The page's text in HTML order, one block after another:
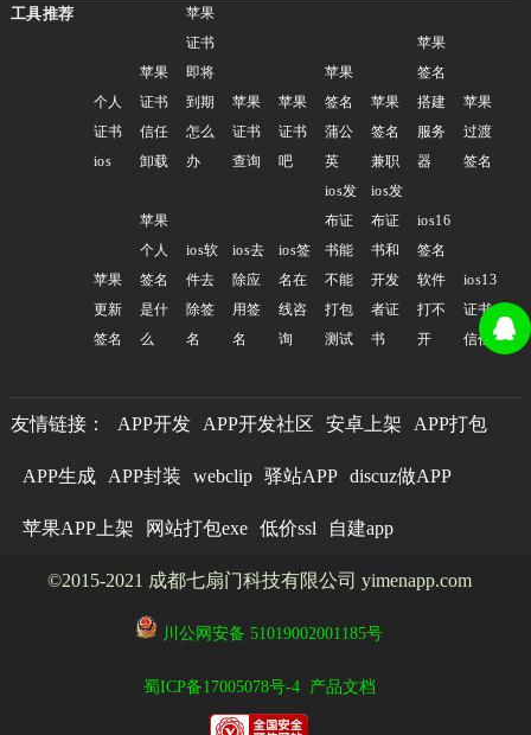
工具推荐
个人
证书
ios
苹果
证书
信任
卸载
苹果
证书
即将
到期
怎么
办
苹果
证书
查询
苹果
证书
吧
苹果
签名
蒲公
英
苹果
签名
兼职
苹果
签名
搭建
服务
器
苹果
过渡
签名
苹果
更新
签名
苹果
个人
签名
是什
么
ios软
件去
除签
名
ios去
除应
用签
名
ios签
名在
线咨
询
ios发
布证
书能
不能
打包
测试
ios发
布证
书和
开发
者证
书
ios16
签名
软件
打不
开
ios13
证书
信任
友情链接： APP开发 APP开发社区 安卓上架 APP打包
APP生成 APP封装 webclip 驿站APP discuz做APP
苹果APP上架 网站打包exe 低价ssl 自建app
©2015-2021 成都七扇门科技有限公司 yimenapp.com
川公网安备 51019002001185号
蜀ICP备17005078号-4 产品文档